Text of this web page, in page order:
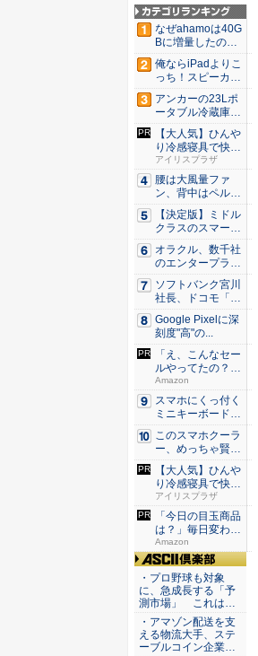
USB Type-C - MS
Office 2021 - Win11
搭載
なぜahamoは40G
Bに増量したの
か ...
俺ならiPadよりこ
っち！スピーカー
9個...
アンカーの23Lポ
ータブル冷蔵庫が
Ama...
【大人気】ひんや
り冷感寝具で快適
な睡眠を...
アイリスプラザ
腰は大風量ファ
ン、背中はペルチ
ェ冷却。ダ...
【決定版】ミドル
クラスのスマート
フォンの...
オラクル、数千社
のエンタープライ
ズ・アプ...
ソフトバンク宮川
社長、ドコモ「ah
amo...
Google Pixelに深
刻度"高"の...
「え、こんなセー
ルやってたの？」
80％O...
Amazon
スマホにくっ付く
ミニキーボード！
触ってわ...
このスマホクーラ
ー、めっちゃ賢
い。ただ冷...
【大人気】ひんや
り冷感寝具で快適
な睡眠を...
アイリスプラザ
「今日の目玉商品
は？」毎日変わる
Amaz...
Amazon
ASCII倶楽部
・プロ野球も対象
に、急成長する「予
測市場」 これは…
・アマゾン配送を支
える物流大手、ステ
ーブルコイン企業…